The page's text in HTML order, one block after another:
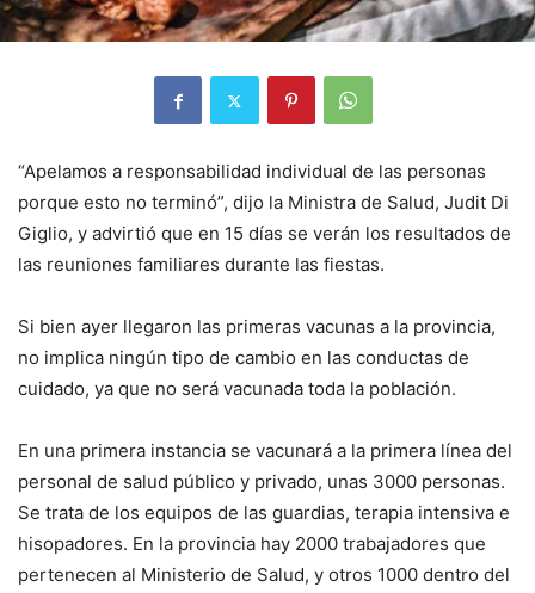
“Apelamos a responsabilidad individual de las personas
porque esto no terminó”, dijo la Ministra de Salud, Judit Di
Giglio, y advirtió que en 15 días se verán los resultados de
las reuniones familiares durante las fiestas.
Si bien ayer llegaron las primeras vacunas a la provincia,
no implica ningún tipo de cambio en las conductas de
cuidado, ya que no será vacunada toda la población.
En una primera instancia se vacunará a la primera línea del
personal de salud público y privado, unas 3000 personas.
Se trata de los equipos de las guardias, terapia intensiva e
hisopadores. En la provincia hay 2000 trabajadores que
pertenecen al Ministerio de Salud, y otros 1000 dentro del